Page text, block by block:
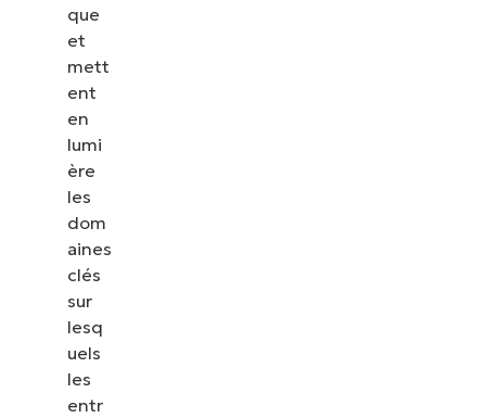
que
et
mett
ent
en
lumi
ère
les
dom
aines
clés
sur
lesq
uels
les
entr